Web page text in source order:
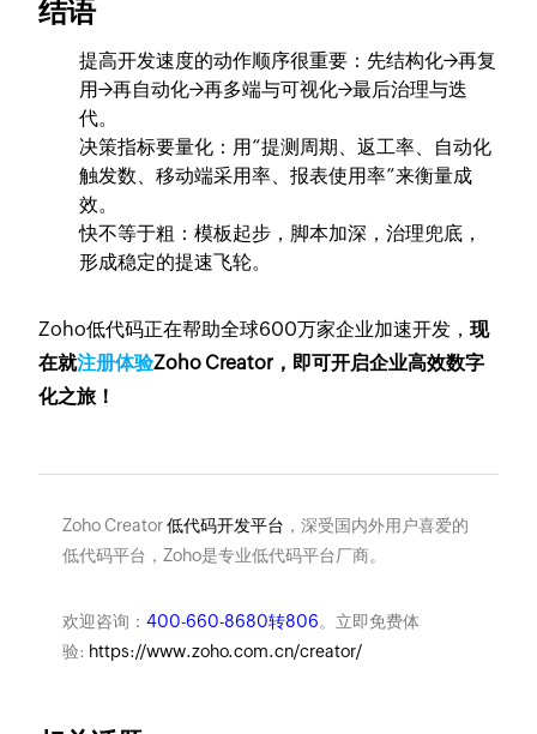
结语
提高开发速度的动作顺序很重要：先结构化→再复
用→再自动化→再多端与可视化→最后治理与迭
代。
决策指标要量化：用“提测周期、返工率、自动化
触发数、移动端采用率、报表使用率”来衡量成
效。
快不等于粗：模板起步，脚本加深，治理兜底，
形成稳定的提速飞轮。
Zoho低代码正在帮助全球600万家企业加速开发，现
在就注册体验Zoho Creator，即可开启企业高效数字
化之旅！
Zoho Creator低代码开发平台 ，深受国内外用户喜爱的
低代码平台，Zoho是专业低代码平台厂商。
欢迎咨询： 400-660-8680转806。立即免费体
验: https://www.zoho.com.cn/creator/